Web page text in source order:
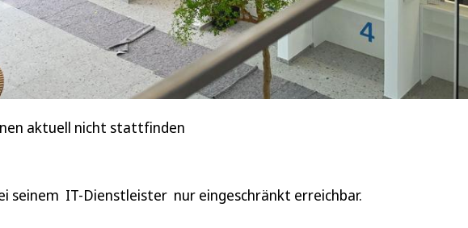
aktuell nicht stattfinden
seinem IT-Dienstleister nur eingeschränkt erreichbar.